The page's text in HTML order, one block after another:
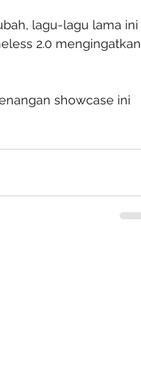
lagu-lagu lama ini
2.0 mengingatkan
showcase ini